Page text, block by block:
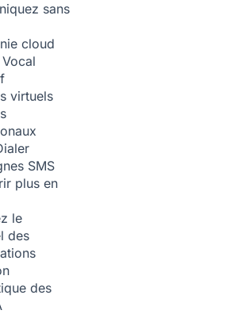
sans
cloud
virtuels
SMS
plus en
le
des
des